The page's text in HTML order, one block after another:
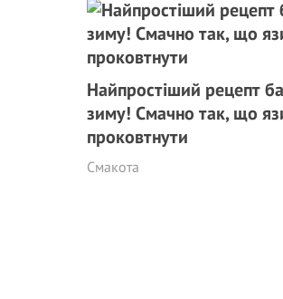
Найпростіший рецепт
зиму! Смачно так, що
проковтнути
Смакота